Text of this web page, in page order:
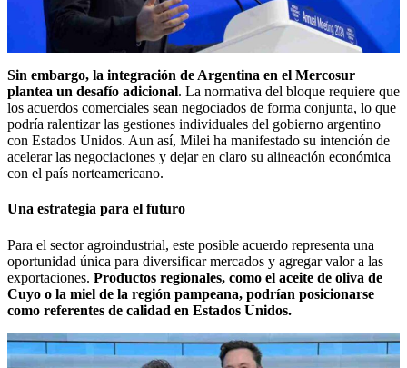
Sin embargo, la integración de Argentina en el Mercosur
plantea un desafío adicional. La normativa del bloque requiere que
los acuerdos comerciales sean negociados de forma conjunta, lo que
podría ralentizar las gestiones individuales del gobierno argentino
con Estados Unidos. Aun así, Milei ha manifestado su intención de
acelerar las negociaciones y dejar en claro su alineación económica
con el país norteamericano.
Una estrategia para el futuro
Para el sector agroindustrial, este posible acuerdo representa una
oportunidad única para diversificar mercados y agregar valor a las
exportaciones. Productos regionales, como el aceite de oliva de
Cuyo o la miel de la región pampeana, podrían posicionarse
como referentes de calidad en Estados Unidos.